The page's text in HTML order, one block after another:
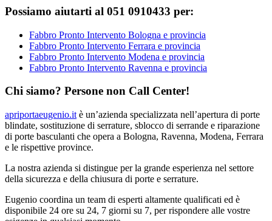
Possiamo aiutarti al 051 0910433 per:
Fabbro Pronto Intervento Bologna e provincia
Fabbro Pronto Intervento Ferrara e provincia
Fabbro Pronto Intervento Modena e provincia
Fabbro Pronto Intervento Ravenna e provincia
Chi siamo? Persone non Call Center!
apriportaeugenio.it è un’azienda specializzata nell’apertura di porte
blindate, sostituzione di serrature, sblocco di serrande e riparazione
di porte basculanti che opera a Bologna, Ravenna, Modena, Ferrara
e le rispettive province.
La nostra azienda si distingue per la grande esperienza nel settore
della sicurezza e della chiusura di porte e serrature.
Eugenio coordina un team di esperti altamente qualificati ed è
disponibile 24 ore su 24, 7 giorni su 7, per rispondere alle vostre